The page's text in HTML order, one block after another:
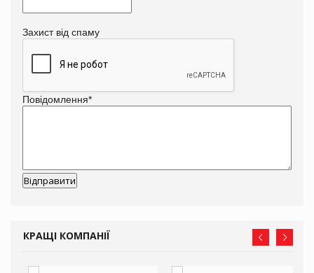
Захист від спаму
Повідомлення*
КРАЩІ КОМПАНІЇ